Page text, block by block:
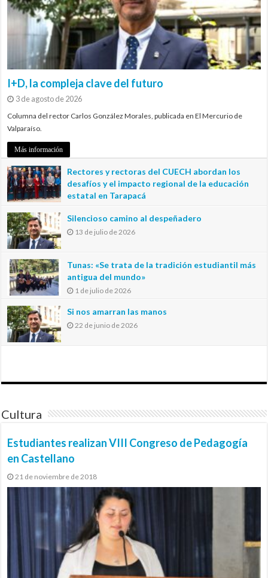
I+D, la compleja clave del futuro
3 de agosto de 2026
Columna del rector Carlos González Morales, publicada en El Mercurio de
Valparaíso.
Más información
Rectores y rectoras del CUECH abordan los
desafíos y el impacto regional de la educación
estatal en Tarapacá
Silencioso camino al despeñadero
13 de julio de 2026
Tunas: «Se trata de la tradición estudiantil más
antigua del mundo»
1 de julio de 2026
Si nos amarran las manos
22 de junio de 2026
Cultura
Estudiantes realizan VIII Congreso de Pedagogía
en Castellano
21 de noviembre de 2018